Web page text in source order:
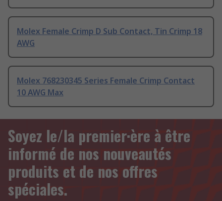
Molex Female Crimp D Sub Contact, Tin Crimp 18
AWG
Molex 768230345 Series Female Crimp Contact
10 AWG Max
Soyez le/la premier·ère à être
informé de nos nouveautés
produits et de nos offres
spéciales.